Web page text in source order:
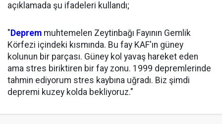
açıklamada şu ifadeleri kullandı;
" Deprem muhtemelen Zeytinbağı Fayının Gemlik
Körfezi içindeki kısmında. Bu fay KAF'ın güney
kolunun bir parçası. Güney kol yavaş hareket eden
ama stres biriktiren bir fay zonu. 1999 depremlerinde
tahmin ediyorum stres kaybına uğradı. Biz şimdi
depremi kuzey kolda bekliyoruz."